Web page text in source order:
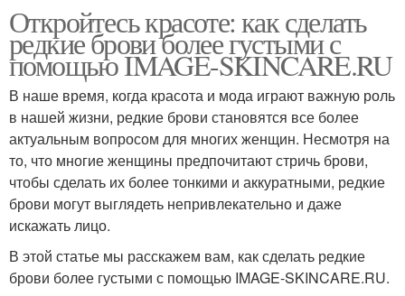
Откройтесь красоте: как сделать
редкие брови более густыми с
помощью IMAGE-SKINCARE.RU
В наше время, когда красота и мода играют важную роль
в нашей жизни, редкие брови становятся все более
актуальным вопросом для многих женщин. Несмотря на
то, что многие женщины предпочитают стричь брови,
чтобы сделать их более тонкими и аккуратными, редкие
брови могут выглядеть непривлекательно и даже
искажать лицо.
В этой статье мы расскажем вам, как сделать редкие
брови более густыми с помощью IMAGE-SKINCARE.RU.